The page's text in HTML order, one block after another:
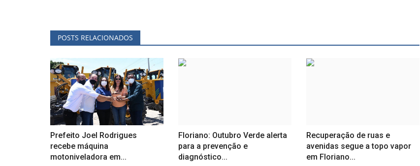
POSTS RELACIONADOS
Prefeito Joel Rodrigues
recebe máquina
motoniveladora em...
Floriano: Outubro Verde alerta
para a prevenção e
diagnóstico...
Recuperação de ruas e
avenidas segue a topo vapor
em Floriano...